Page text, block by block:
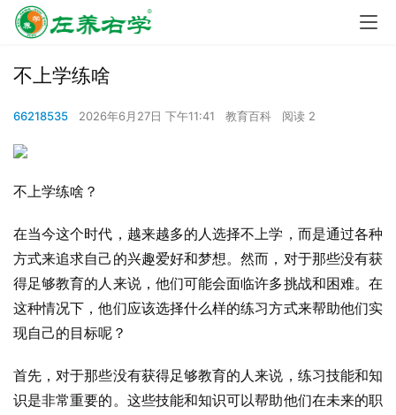
不上学练啥
66218535 2026年6月27日 下午11:41 教育百科 阅读 2
不上学练啥？
在当今这个时代，越来越多的人选择不上学，而是通过各种
方式来追求自己的兴趣爱好和梦想。然而，对于那些没有获
得足够教育的人来说，他们可能会面临许多挑战和困难。在
这种情况下，他们应该选择什么样的练习方式来帮助他们实
现自己的目标呢？
首先，对于那些没有获得足够教育的人来说，练习技能和知
识是非常重要的。这些技能和知识可以帮助他们在未来的职